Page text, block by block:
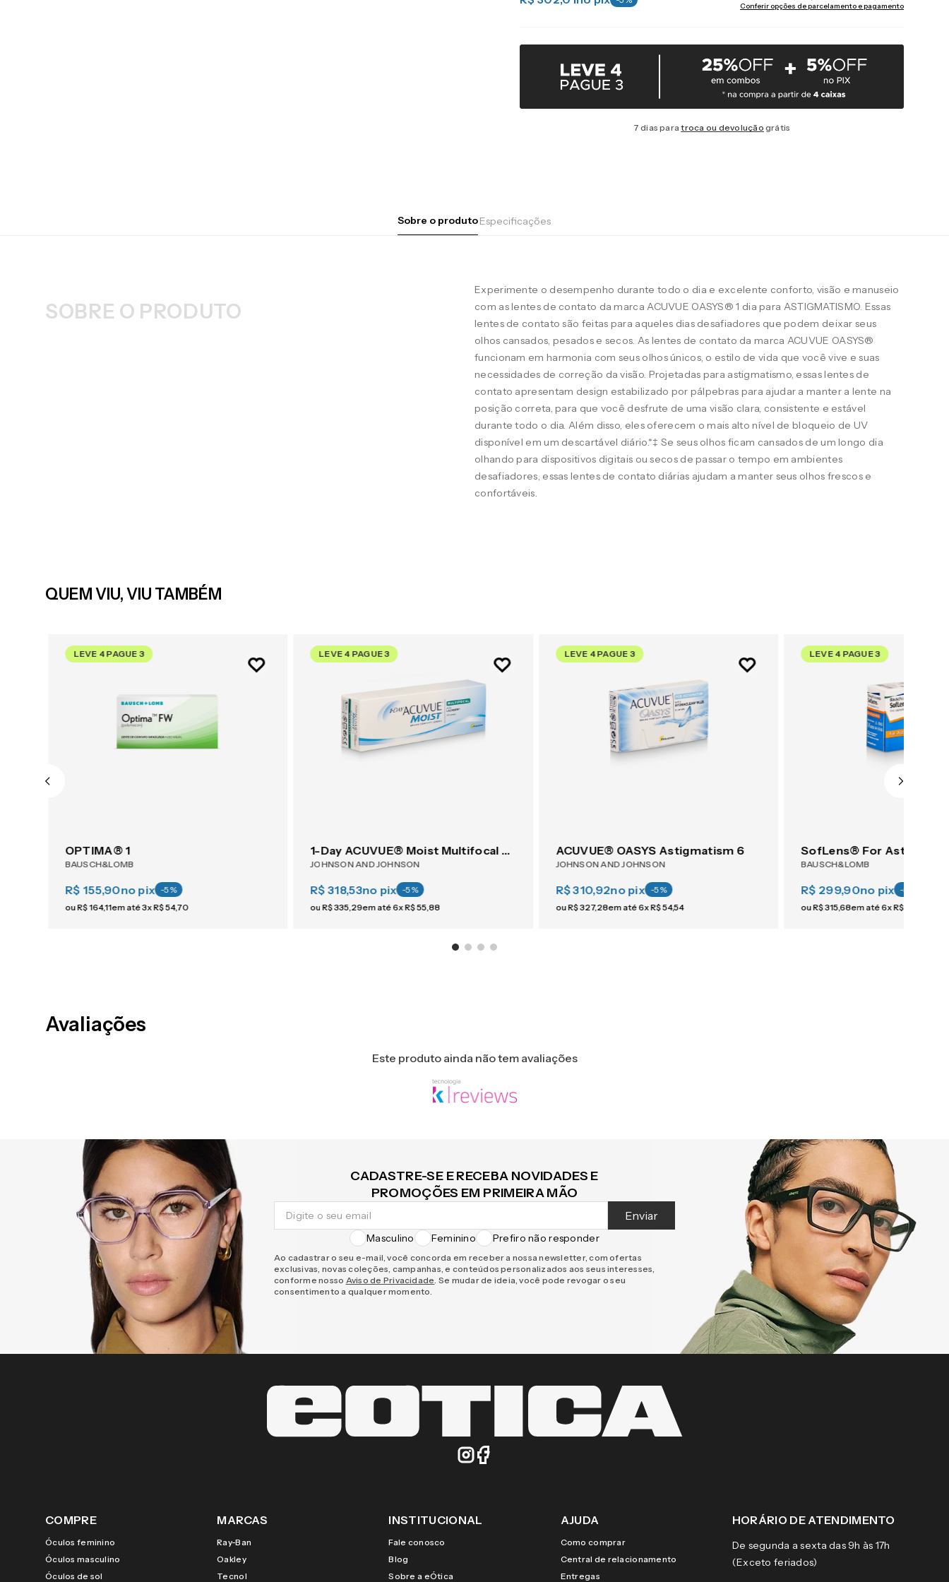
Conferir opções de parcelamento e pagamento
7 dias paratroca ou devolução grátis
Sobre o produtoEspecificações
SOBRE O PRODUTO
Experimente o desempenho durante todo o dia e excelente conforto, visão e manuseio
com as lentes de contato da marca ACUVUE OASYS® 1 dia para ASTIGMATISMO. Essas
lentes de contato são feitas para aqueles dias desafiadores que podem deixar seus
olhos cansados, pesados e secos. As lentes de contato da marca ACUVUE OASYS®
funcionam em harmonia com seus olhos únicos, o estilo de vida que você vive e suas
necessidades de correção da visão. Projetadas para astigmatismo, essas lentes de
contato apresentam design estabilizado por pálpebras para ajudar a manter a lente na
posição correta, para que você desfrute de uma visão clara, consistente e estável
durante todo o dia. Além disso, eles oferecem o mais alto nível de bloqueio de UV
disponível em um descartável diário.*‡ Se seus olhos ficam cansados de um longo dia
olhando para dispositivos digitais ou secos de passar o tempo em ambientes
desafiadores, essas lentes de contato diárias ajudam a manter seus olhos frescos e
confortáveis.
QUEM VIU, VIU TAMBÉM
LEVE 4 PAGUE 3
OPTIMA® 1
BAUSCH&LOMB
R$ 155,90no pix -5%
ouR$164,11em até3xR$54,70
LEVE 4 PAGUE 3
1-Day ACUVUE® Moist Multifocal 30
JOHNSON AND JOHNSON
R$ 318,53no pix -5%
ouR$335 29em até6xR$55 ,88
LEVE 4 PAGUE 3
ACUVUE® OASYS Astigmatism 6
JOHNSON AND JOHNSON
R$ 310,92no pix -5%
ouR$327,28em até6xR$54,54
LEVE 4 PAGUE 3
SofLens® For
BAUSCH&LOMB
R$ 299,90no pix -5
ouR$315,68em até6xR$
Avaliações
Este produto ainda não tem avaliações
CADASTRE-SE E RECEBA NOVIDADES E
PROMOÇÕES EM PRIMEIRA MÃO
Enviar
Masculino Feminino Prefiro não responder
Ao cadastrar o seu e-mail, você concorda em receber a nossa newsletter, com ofertas
exclusivas, novas coleções, campanhas, e conteúdos personalizados aos seus interesses,
conforme nosso Aviso de Privacidade. Se mudar de ideia, você pode revogar o seu
consentimento a qualquer momento.
COMPRE
Óculos feminino
Óculos masculino
Óculos de sol
MARCAS
Ray-Ban
Oakley
Tecnol
INSTITUCIONAL
Fale conosco
Blog
Sobre a eÓtica
AJUDA
Como comprar
Central de relacionamento
Entregas
HORÁRIO DE ATENDIMENTO
De segunda a sexta das 9h às 17h
(Exceto feriados)